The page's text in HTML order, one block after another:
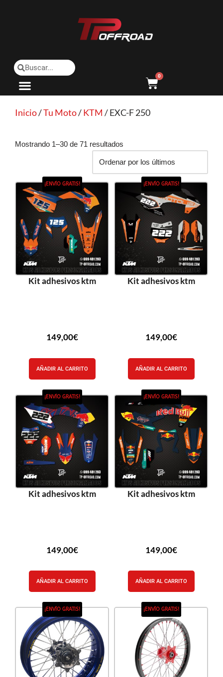
0
Inicio/Tu Moto/KTM / EXC-F 250
Mostrando 1–30 de 71 resultados
¡ENVÍO GRATIS!
Kit adhesivos ktm
149,00€
AÑADIR AL CARRITO
¡ENVÍO GRATIS!
Kit adhesivos ktm
149,00€
AÑADIR AL CARRITO
¡ENVÍO GRATIS!
Kit adhesivos ktm
149,00€
AÑADIR AL CARRITO
¡ENVÍO GRATIS!
Kit adhesivos ktm
149,00€
AÑADIR AL CARRITO
¡ENVÍO GRATIS! ¡ENVÍO GRATIS!